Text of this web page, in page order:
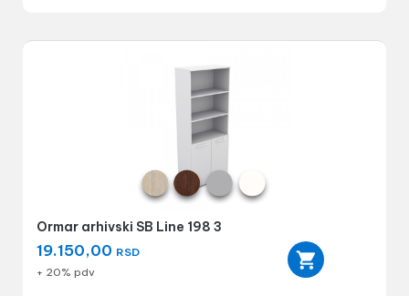
Ormar arhivski SB Line 198 3
19.150,00 RSD
+ 20% pdv